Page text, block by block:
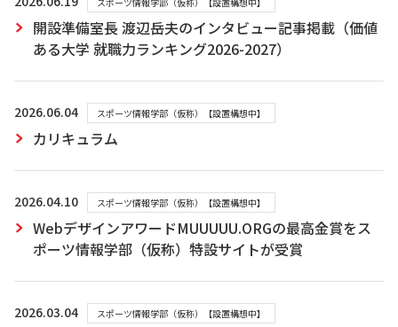
開設準備室長 渡辺岳夫のインタビュー記事掲載（価値
ある大学 就職力ランキング2026-2027）
2026.06.04 スポーツ情報学部（仮称）【設置構想中】
カリキュラム
2026.04.10 スポーツ情報学部（仮称）【設置構想中】
WebデザインアワードMUUUUU.ORGの最高金賞をス
ポーツ情報学部（仮称）特設サイトが受賞
2026.03.04 スポーツ情報学部（仮称）【設置構想中】